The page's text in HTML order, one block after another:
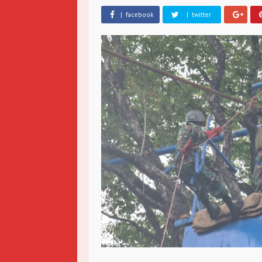
| facebook | twitter